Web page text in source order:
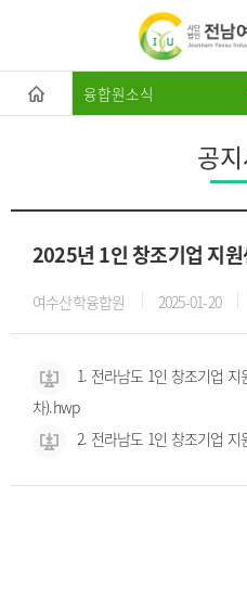
융합원소식
공
2025년 1인 창조기업 지
여수산학융합원 2025-01-20
1. 전라남도 1인 창조기업
차).hwp
2. 전라남도 1인 창조기업